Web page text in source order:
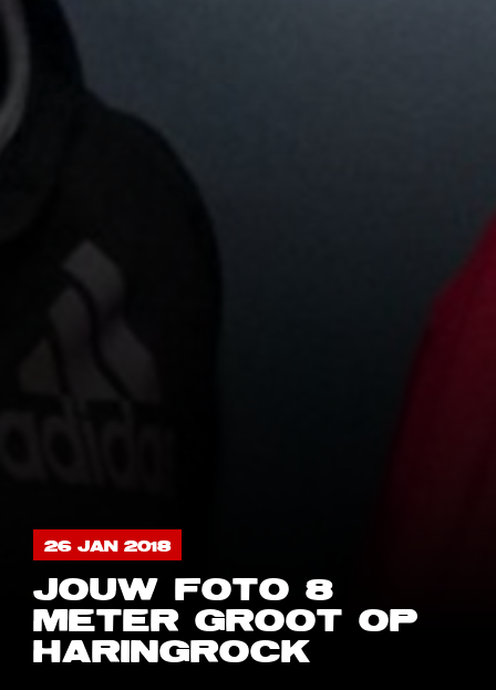
26 JAN 2018
JOUW FOTO 8
METER GROOT OP
HARINGROCK